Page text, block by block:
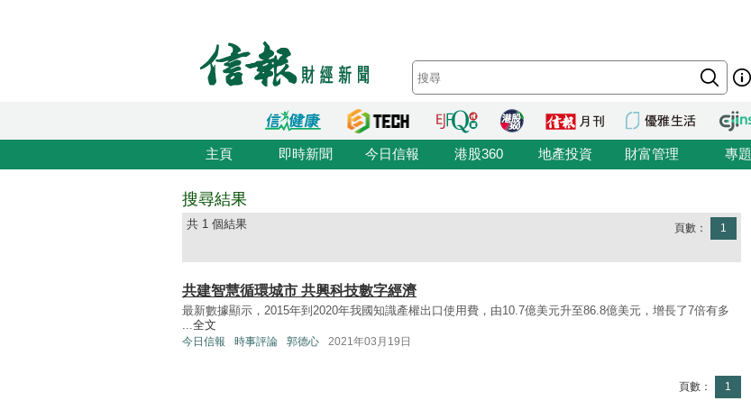
主頁 即時新聞 今日信報 港股360 地產投資 財富管理 專題
搜尋結果
共 1 個結果 頁數： 1
共建智慧循環城市 共興科技數字經濟
最新數據顯示，2015年到2020年我國知識產權出口使用費，由10.7億美元升至86.8億美元，增長了7倍有多
...全文
今日信報 時事評論 郭德心 2021年03月19日
頁數： 1